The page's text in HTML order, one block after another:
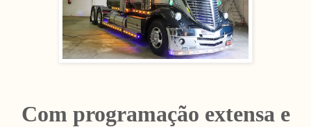
Com programação extensa e